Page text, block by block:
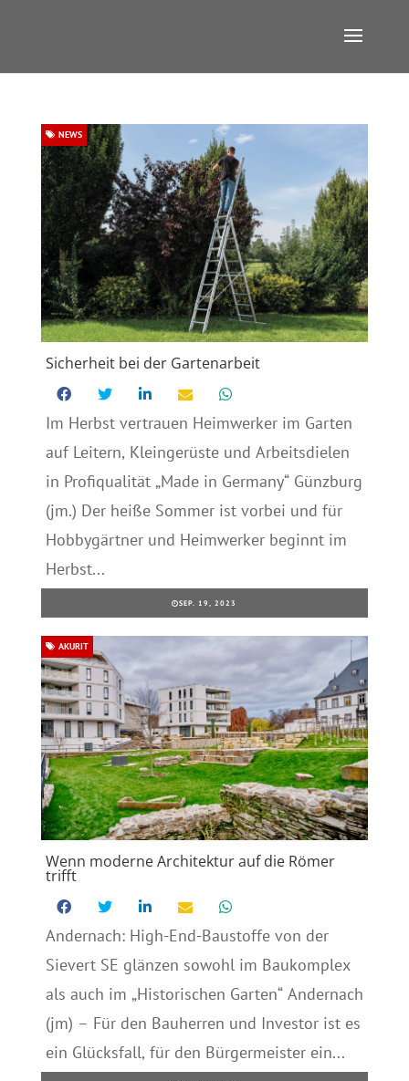
Sicherheit bei der Gartenarbeit
NEWS
Im Herbst vertrauen Heimwerker im Garten
auf Leitern, Kleingerüste und Arbeitsdielen
in Profiqualität „Made in Germany“ Günzburg
(jm.) Der heiße Sommer ist vorbei und für
Hobbygärtner und Heimwerker beginnt im
Herbst...
SEP. 19, 2023
Wenn moderne Architektur auf die Römer
trifft
AKURIT
Andernach: High-End-Baustoffe von der
Sievert SE glänzen sowohl im Baukomplex
als auch im „Historischen Garten“ Andernach
(jm) – Für den Bauherren und Investor ist es
ein Glücksfall, für den Bürgermeister ein...